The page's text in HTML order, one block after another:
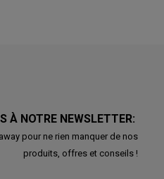
À NOTRE NEWSLETTER:
pour ne rien manquer de nos
produits, offres et conseils !